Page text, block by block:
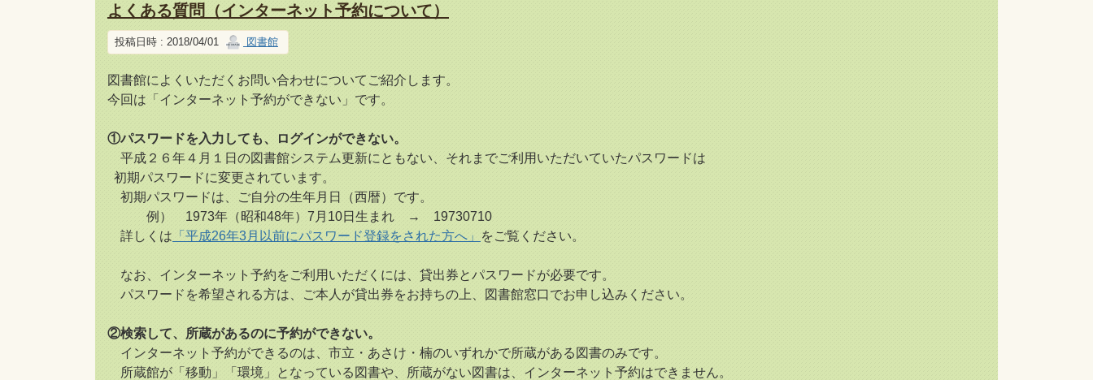
よくある質問（インターネット予約について）
投稿日時 : 2018/04/01 図書館
図書館によくいただくお問い合わせについてご紹介します。
今回は「インターネット予約ができない」です。
①パスワードを入力しても、ログインができない。
平成２６年４月１日の図書館システム更新にともない、それまでご利用いただいていたパスワードは
初期パスワードに変更されています。
初期パスワードは、ご自分の生年月日（西暦）です。
例） 1973年（昭和48年）7月10日生まれ → 19730710
詳しくは 「平成26年3月以前にパスワード登録をされた方へ」 をご覧ください。
なお、インターネット予約をご利用いただくには、貸出券とパスワードが必要です。
パスワードを希望される方は、ご本人が貸出券をお持ちの上、図書館窓口でお申し込みください。
②検索して、所蔵があるのに予約ができない。
インターネット予約ができるのは、市立・あさけ・楠のいずれかで所蔵がある図書のみです。
所蔵館が「移動」「環境」となっている図書や、所蔵がない図書は、インターネット予約はできません。